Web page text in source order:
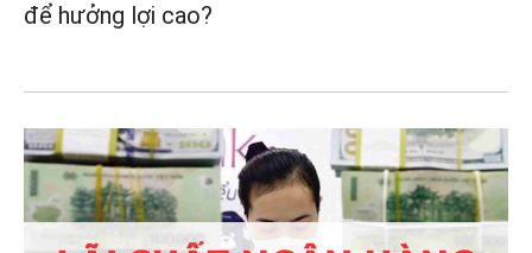
để hưởng lợi cao?